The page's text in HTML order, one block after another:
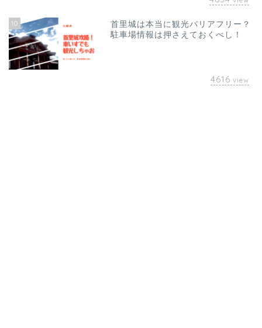
10
首里城は本当に観光バリアフリー？
駐車場情報は押さえておくべし！
4616 view